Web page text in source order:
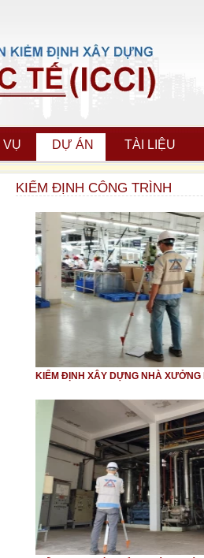
VỤ DỰ ÁN TÀI LIỆU
KIỂM ĐỊNH CÔNG TRÌNH